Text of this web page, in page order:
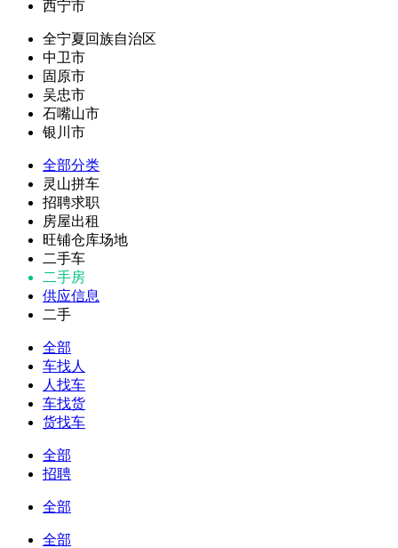
西宁市
全宁夏回族自治区
中卫市
固原市
吴忠市
石嘴山市
银川市
全部分类
灵山拼车
招聘求职
房屋出租
旺铺仓库场地
二手车
二手房
供应信息
二手
全部
车找人
人找车
车找货
货找车
全部
招聘
全部
全部